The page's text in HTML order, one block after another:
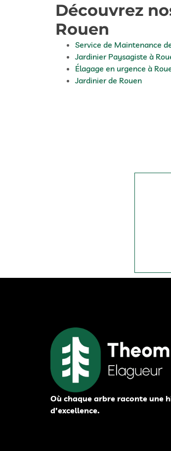
Découvrez
Rouen
Service de Maintenance
Jardinier Paysagiste à
Élagage en urgence à
Jardinier de Rouen
Où chaque arbre raconte une
d’excellence.